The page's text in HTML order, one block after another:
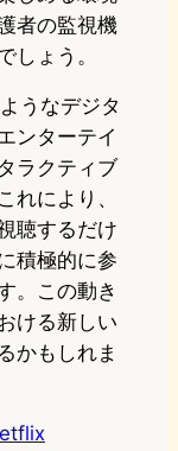
者の監視機
しょう。
うなデジタ
ンターテイ
ラクティブ
れにより、
聴するだけ
積極的に参
。この動き
ける新しい
かもしれま